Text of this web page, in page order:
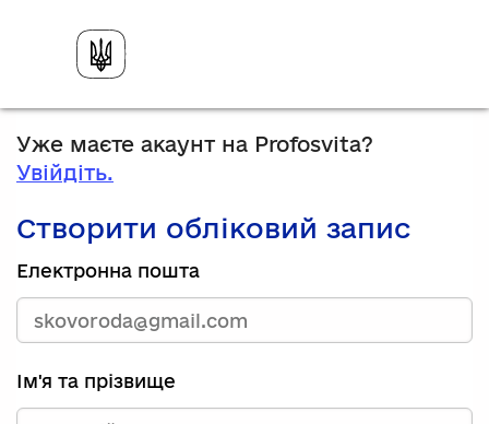
Уже маєте акаунт на Profosvita?
Увійдіть.
Створити обліковий запис
Електронна пошта
Ім'я та прізвище